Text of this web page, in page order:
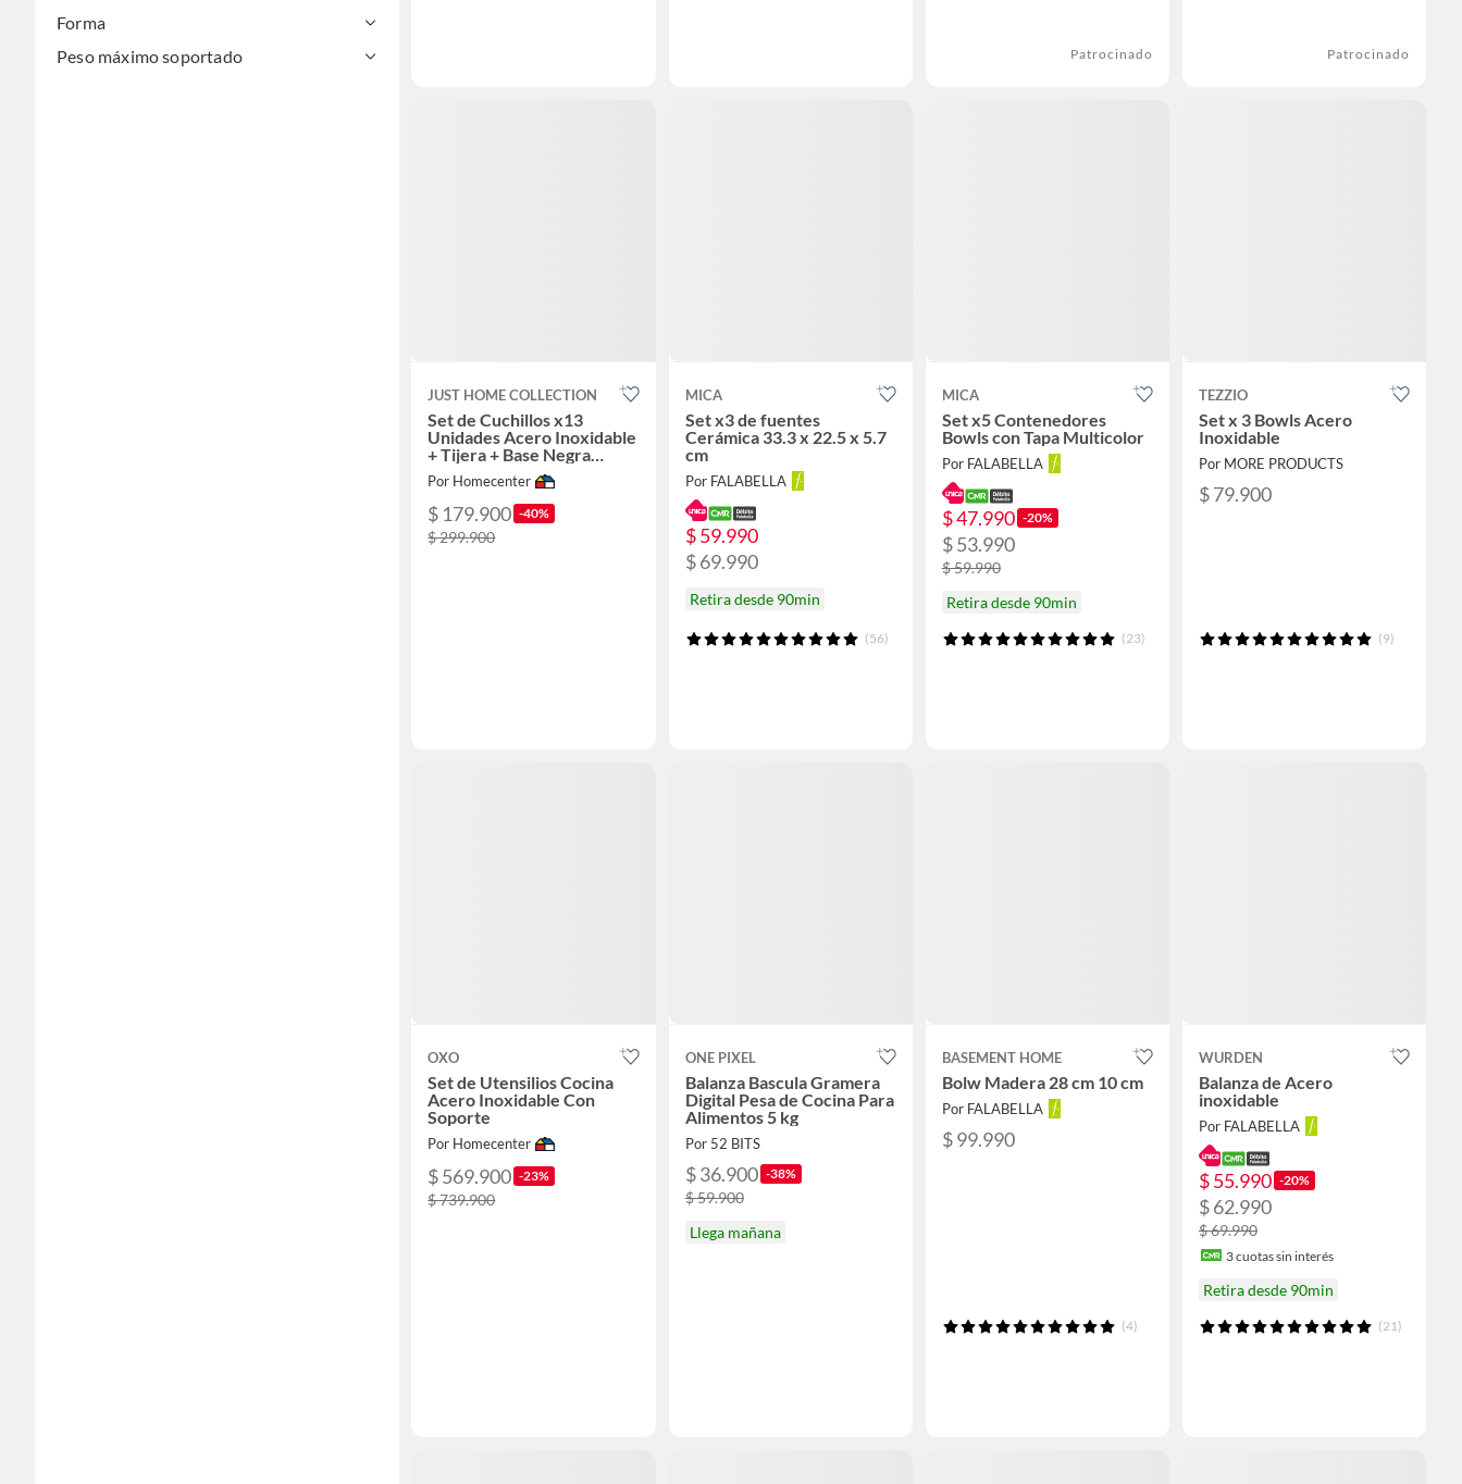
Forma
Peso máximo soportado
Patrocinado Patrocinado
JUST HOME COLLECTION
Set de Cuchillos x13
Unidades Acero Inoxidable
+ Tijera + Base Negra
21.5cm Negro/Plateado
Por Homecenter
$ 179.900 -40%
$ 299.900
MICA
Set x3 de fuentes
Cerámica 33.3 x 22.5 x 5.7
cm
Por FALABELLA
$ 59.990
$ 69.990
Retira desde 90min
(56)
MICA
Set x5 Contenedores
Bowls con Tapa Multicolor
Por FALABELLA
$ 47.990 -20%
$ 53.990
$ 59.990
Retira desde 90min
(23)
TEZZIO
Set x 3 Bowls Acero
Inoxidable
Por MORE PRODUCTS
$ 79.900
(9)
OXO
Set de Utensilios Cocina
Acero Inoxidable Con
Soporte
Por Homecenter
$ 569.900 -23%
$ 739.900
ONE PIXEL
Balanza Bascula Gramera
Digital Pesa de Cocina Para
Alimentos 5 kg
Por 52 BITS
$ 36.900 -38%
$ 59.900
Llega mañana
BASEMENT HOME
Bolw Madera 28 cm 10 cm
Por FALABELLA
$ 99.990
(4)
WURDEN
Balanza de Acero
inoxidable
Por FALABELLA
$ 55.990 -20%
$ 62.990
$ 69.990
3cuotas sin interés
Retira desde 90min
(21)